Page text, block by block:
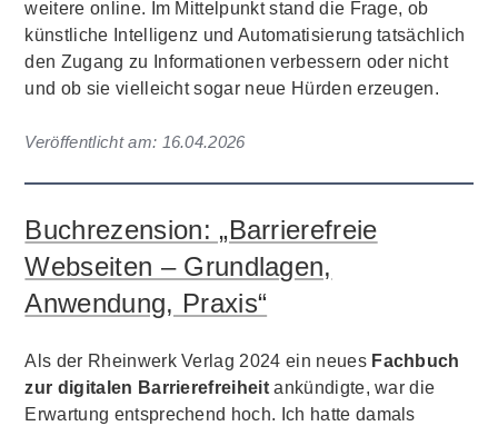
weitere online. Im Mittelpunkt stand die Frage, ob
künstliche Intelligenz und Automatisierung tatsächlich
den Zugang zu Informationen verbessern oder nicht
und ob sie vielleicht sogar neue Hürden erzeugen.
Veröffentlicht am: 16.04.2026
Buchrezension: „Barrierefreie
Webseiten – Grundlagen,
Anwendung, Praxis“
Als der Rheinwerk Verlag 2024 ein neues Fachbuch
zur digitalen Barrierefreiheit ankündigte, war die
Erwartung entsprechend hoch. Ich hatte damals